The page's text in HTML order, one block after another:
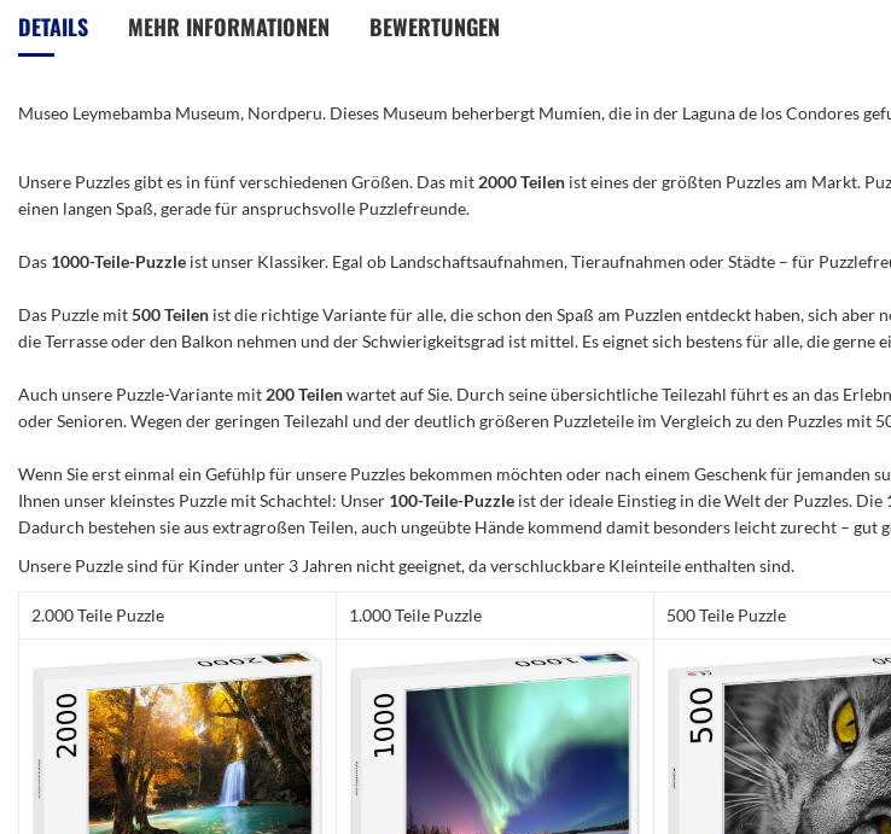
Bildergalerie
springen
DETAILS
Museo Leymebamba Museum, Nordperu. Dieses Museum beherbergt Mumien, die in der Laguna de los Condores
MEHR INFORMATIONEN BEWERTUNGEN
Unsere Puzzles gibt es in fünf verschiedenen Größen. Das mit 2000 Teilen ist eines der größten Puzzles am Markt.
einen langen Spaß, gerade für anspruchsvolle Puzzlefreunde.
Das 1000-Teile-Puzzle ist unser Klassiker. Egal ob Landschaftsaufnahmen, Tieraufnahmen oder Städte – für
Das Puzzle mit500 Teilen ist die richtige Variante für alle, die schon den Spaß am Puzzlen entdeckt haben, sich aber
die Terrasse oder den Balkon nehmen und der Schwierigkeitsgrad ist mittel. Es eignet sich bestens für alle, die gerne
Auch unsere Puzzle-Variante mit 200 Teilenwartet auf Sie. Durch seine übersichtliche Teilezahl führt es an das
oder Senioren. Wegen der geringen Teilezahl und der deutlich größeren Puzzleteile im Vergleich zu den Puzzles mit
Wenn Sie erst einmal ein Gefühlp für unsere Puzzles bekommen möchten oder nach einem Geschenk für
Ihnen unser kleinstes Puzzle mit Schachtel: Unser 100-Teile-Puzzle ist der ideale Einstieg in die Welt der Puzzles. Die
Dadurch bestehen sie aus extragroßen Teilen, auch ungeübte Hände kommend damit besonders leicht zurecht – gut
Unsere Puzzle sind für Kinder unter 3 Jahren nicht geeignet, da verschluckbare Kleinteile enthalten sind.
2.000 Teile Puzzle 1.000 Teile Puzzle 500 Teile Puzzle